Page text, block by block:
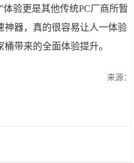
体验更是其他传统PC厂商所暂
神器，真的很容易让人一体验
带来的全面体验提升。
来源：